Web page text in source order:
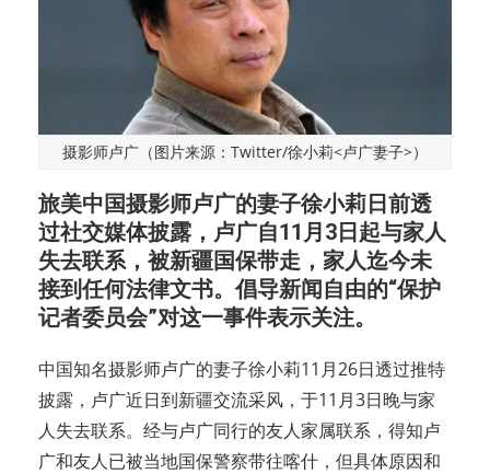
摄影师卢广（图片来源：Twitter/徐小莉<卢广妻子>）
旅美中国摄影师卢广的妻子徐小莉日前透
过社交媒体披露，卢广自11月3日起与家人
失去联系，被新疆国保带走，家人迄今未
接到任何法律文书。倡导新闻自由的“保护
记者委员会”对这一事件表示关注。
中国知名摄影师卢广的妻子徐小莉11月26日透过推特
披露，卢广近日到新疆交流采风，于11月3日晚与家
人失去联系。经与卢广同行的友人家属联系，得知卢
广和友人已被当地国保警察带往喀什，但具体原因和